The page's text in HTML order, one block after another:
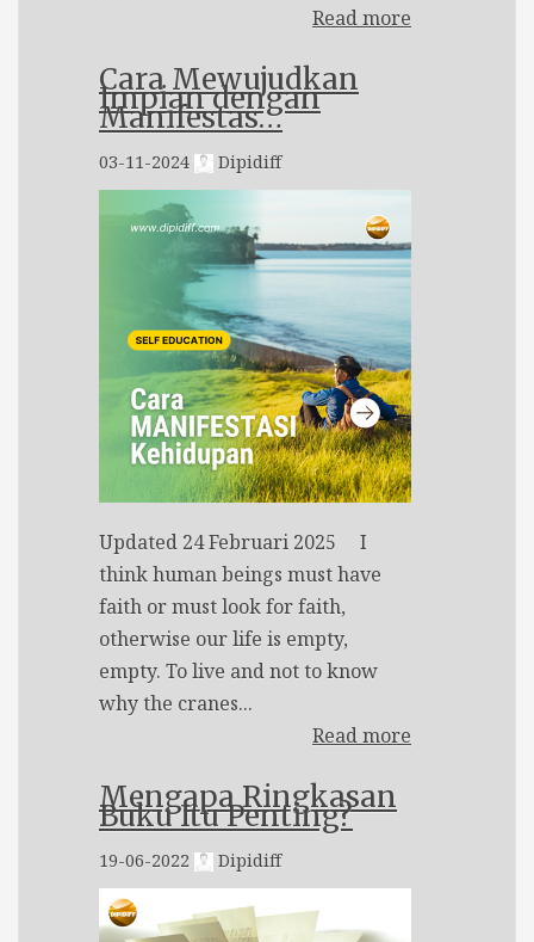
Read more
Cara Mewujudkan
Impian dengan
Manifestas…
03-11-2024 Dipidiff
Updated 24 Februari 2025 I
think human beings must have
faith or must look for faith,
otherwise our life is empty,
empty. To live and not to know
why the cranes...
Read more
Mengapa Ringkasan
Buku Itu Penting?
19-06-2022 Dipidiff